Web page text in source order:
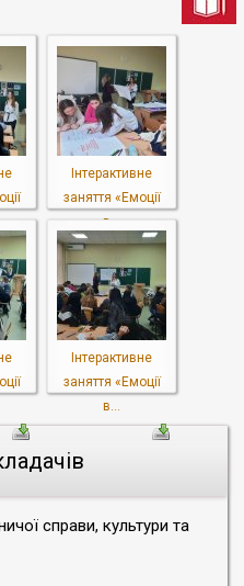
справи, культури та
Інтерактивне
заняття «Емоції
в...
Інтерактивне
заняття «Емоції
в...